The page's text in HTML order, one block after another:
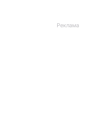
Реклама